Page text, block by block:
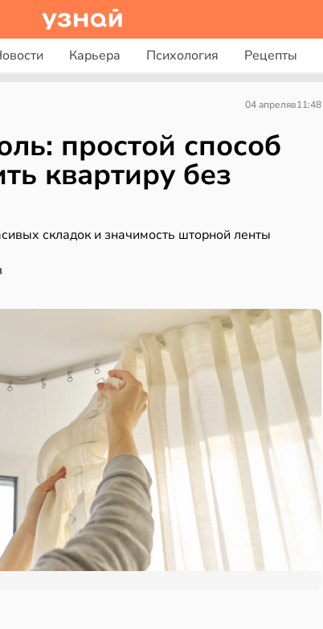
Карьера Психология Рецепты
04 апреляв11:48
простой способ
квартиру без
складок и значимость шторной ленты